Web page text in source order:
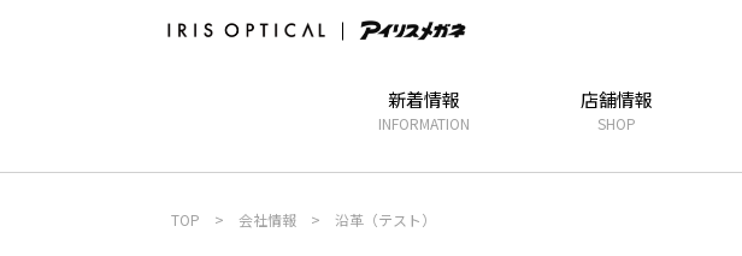
新着情報
INFORMATION
店舗情報
SHOP
TOP > 会社情報 > 沿革（テスト）